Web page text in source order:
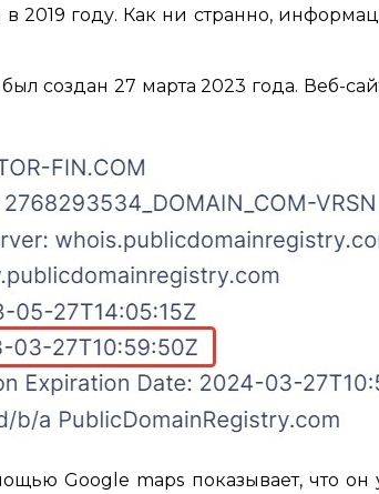
году. Как ни странно,
создан 27 марта 2023 года. Веб-
Google maps показывает, что он